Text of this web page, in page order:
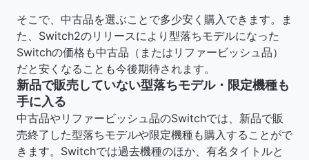
そこで、中古品を選ぶことで多少安く購入できます。ま
た、Switch2のリリースにより型落ちモデルになった
Switchの価格も中古品（またはリファービッシュ品）
だと安くなることも今後期待されます。
新品で販売していない型落ちモデル・限定機種も
手に入る
中古品やリファービッシュ品のSwitchでは、新品で販
売終了した型落ちモデルや限定機種も購入することがで
きます。Switchでは過去機種のほか、有名タイトルと